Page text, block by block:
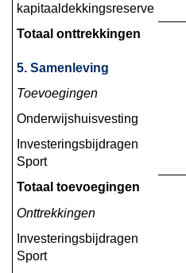
kapitaaldekkingsreserve
Totaal onttrekkingen
5. Samenleving
Toevoegingen
Onderwijshuisvesting
Investeringsbijdragen
Sport
Totaal toevoegingen
Onttrekkingen
Investeringsbijdragen
Sport